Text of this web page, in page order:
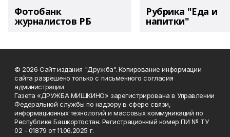
Фотобанк
журналистов РБ
Рубрика "Еда и
напитки"
© 2026 Сайт издания "Дружба". Копирование информации
сайта разрешено только с письменного согласия
администрации
Газета «ДРУЖБА МИШКИНО» зарегистрирована в Управлении
Федеральной службы по надзору в сфере связи,
информационных технологий и массовых коммуникаций по
Республике Башкортостан. Регистрационный номер ПИ № ТУ
02 - 01879 от 11.06.2025 г.